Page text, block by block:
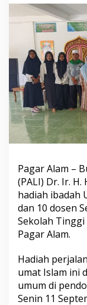
Pagar Alam –
(PALI) Dr. Ir.
hadiah ibadah
dan 10 dosen
Sekolah Tinggi
Pagar Alam.
Hadiah
umat Islam ini
umum di
Senin 11